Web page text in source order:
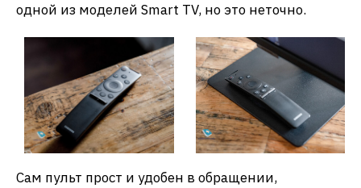
одной из моделей Smart TV, но это неточно.
Сам пульт прост и удобен в обращении,